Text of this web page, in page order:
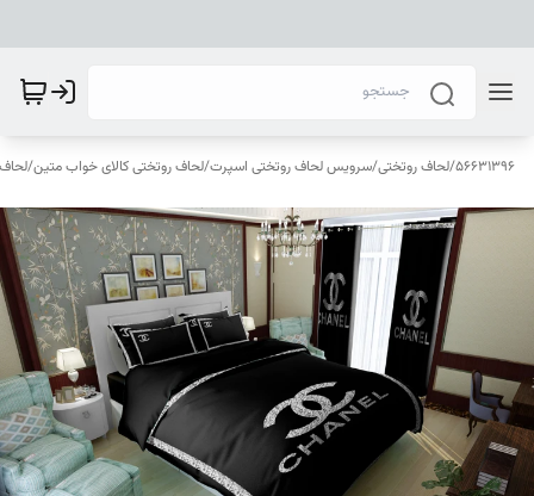
56631396
/لحاف روتختی/سرویس لحاف روتختی اسپرت/لحاف روتختی کالای خواب متین/